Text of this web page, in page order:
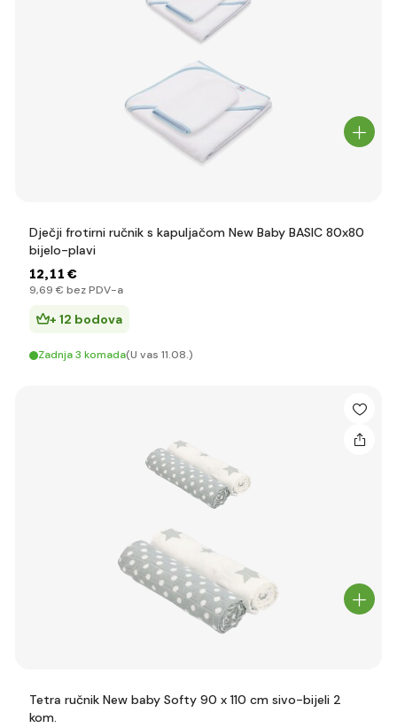
Dječji frotirni ručnik s kapuljačom New Baby BASIC 80x80
bijelo-plavi
12,11 €
9,69 € bez PDV-a
+ 12 bodova
Zadnja 3 komada(U vas 11.08.)
Tetra ručnik New baby Softy 90 x 110 cm sivo-bijeli 2
kom.